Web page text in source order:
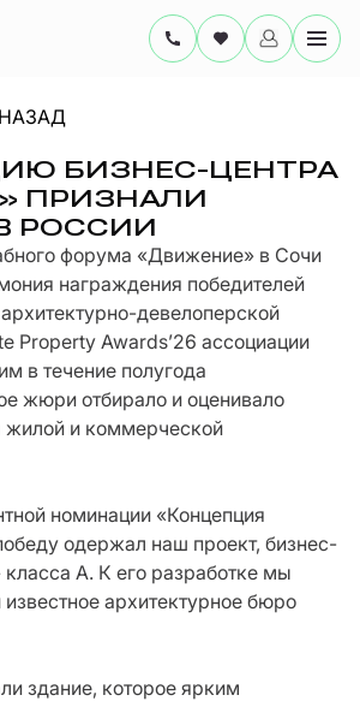
БИЗНЕС-ЦЕНТРА
ПРИЗНАЛИ
РОССИИ
форума «Движение» в Сочи
награждения победителей
девелоперской
Property Awards’26 ассоциации
в течение полугода
жюри отбирало и оценивало
жилой и коммерческой
номинации «Концепция
одержал наш проект, бизнес-
А. К его разработке мы
архитектурное бюро
здание, которое ярким